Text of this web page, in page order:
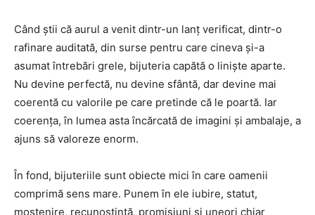
Când știi că aurul a venit dintr-un lanț verificat, dintr-o
rafinare auditată, din surse pentru care cineva și-a
asumat întrebări grele, bijuteria capătă o liniște aparte.
Nu devine perfectă, nu devine sfântă, dar devine mai
coerentă cu valorile pe care pretinde că le poartă. Iar
coerența, în lumea asta încărcată de imagini și ambalaje, a
ajuns să valoreze enorm.
În fond, bijuteriile sunt obiecte mici în care oamenii
comprimă sens mare. Punem în ele iubire, statut,
moștenire, recunoștință, promisiuni și uneori chiar